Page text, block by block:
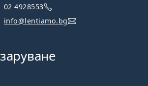
02 4928553
info@lentiamo.bg